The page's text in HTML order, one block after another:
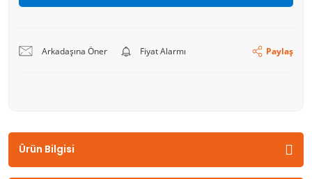
Arkadaşına Öner Fiyat Alarmı Paylaş
Ürün Bilgisi